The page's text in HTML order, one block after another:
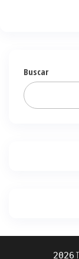
Buscar
2026